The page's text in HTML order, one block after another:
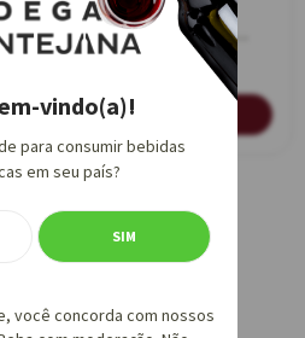
Terras de Xisto Vinhas
Velhas Grande Reserva
Tinto 750ml
750ml
vindo(a)!
para consumir bebidas
em seu país?
SIM
você concorda com nossos